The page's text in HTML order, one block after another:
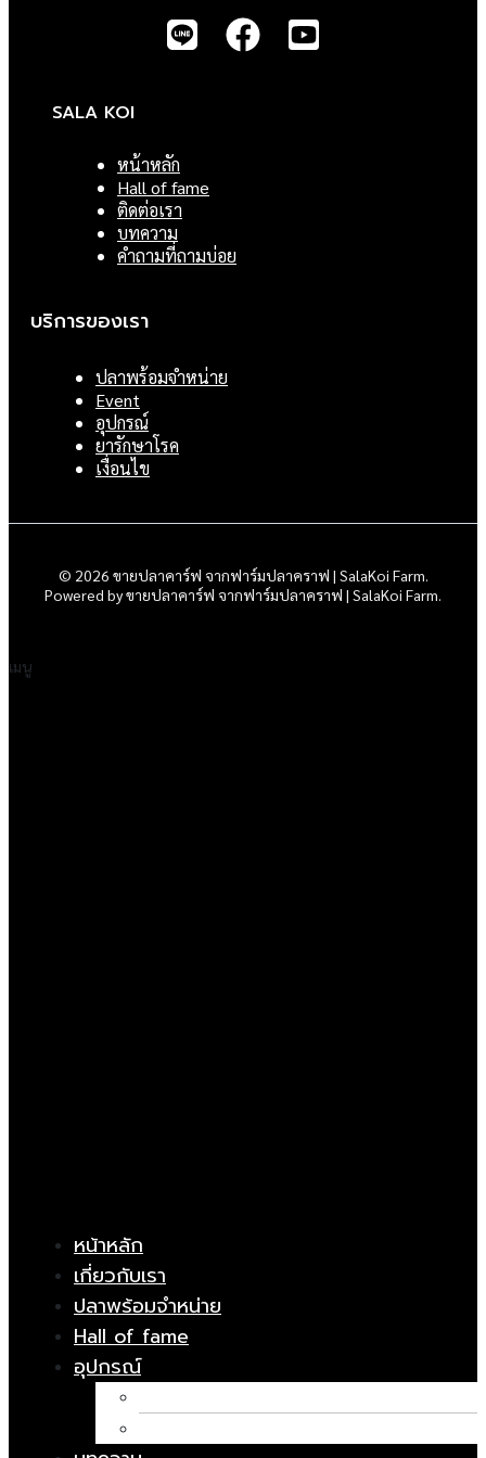
SALA KOI
หน้าหลัก
Hall of fame
ติดต่อเรา
บทความ
คำถามที่ถามบ่อย
บริการของเรา
ปลาพร้อมจำหน่าย
Event
อุปกรณ์
ยารักษาโรค
เงื่อนไข
© 2026 ขายปลาคาร์ฟ จากฟาร์มปลาคราฟ | SalaKoi Farm.
Powered by ขายปลาคาร์ฟ จากฟาร์มปลาคราฟ | SalaKoi Farm.
เมนู
หน้าหลัก
เกี่ยวกับเรา
ปลาพร้อมจำหน่าย
Hall of fame
อุปกรณ์